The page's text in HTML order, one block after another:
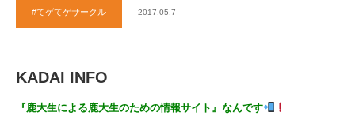
#てゲてゲサークル 2017.05.7
KADAI INFO
『鹿大生による鹿大生のための情報サイト』なんです